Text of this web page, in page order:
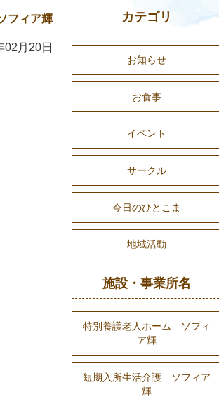
フィア輝
02月20日
カテゴリ
お知らせ
お食事
イベント
サークル
今日のひとこま
地域活動
施設・事業所名
特別養護老人ホーム ソフィ
ア輝
短期入所生活介護 ソフィア
輝